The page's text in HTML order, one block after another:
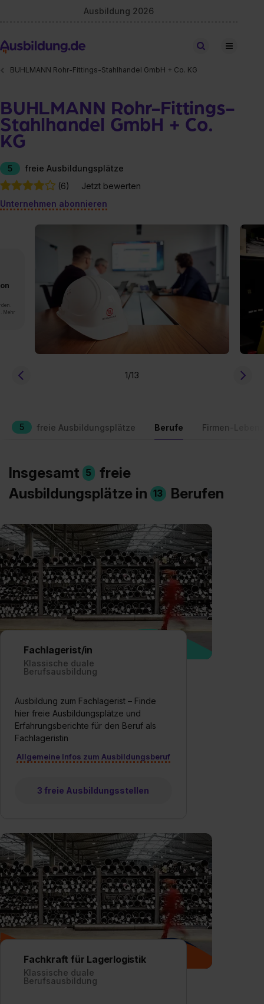
Ausbildung 2026
Stellen finden
BUHLMANN Rohr-Fittings-Stahlhandel GmbH + Co. KG
BUHLMANN Rohr-Fittings-
Stahlhandel GmbH + Co.
KG
5
freie Ausbildungsplätze
(6)
Jetzt bewerten
Unternehmen abonnieren
Mehr
1/13
5 freie Ausbildungsplätze Berufe Firmen-
Insgesamt 5
freie
Ausbildungsplätze in 13 Berufen
Fachlagerist/in
Klassische duale
Berufsausbildung
Ausbildung zum Fachlagerist – Finde
hier freie Ausbildungsplätze und
Erfahrungsberichte für den Beruf als
Fachlageristin
Allgemeine Infos zum Ausbildungsberuf
3 freie Ausbildungsstellen
Fachkraft für Lagerlogistik
Klassische duale
Berufsausbildung